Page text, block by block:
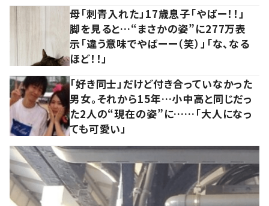
母「刺青入れた」17歳息子「やばー！！」
脚を見ると…“まさかの姿”に277万表
示「違う意味でやばーー（笑）」「な、なる
ほど！！」
「好き同士」だけど付き合っていなかった
男女。それから15年…小中高と同じだっ
た2人の“現在の姿”に……「大人になっ
ても可愛い」